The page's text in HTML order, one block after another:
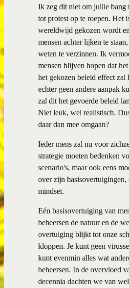
Ik zeg dit niet om jullie bang
tot protest op te roepen. Het
wereldwijd gekozen wordt
mensen achter lijken te
weten te verzinnen. Ik
mensen blijven hopen dat
het gekozen beleid effect zal
echter geen andere aanpak
zal dit het gevoerde beleid
Niet leuk, wel realistisch.
daar dan mee omgaan?
Ieder mens zal nu voor
strategie moeten bedenken
scenario's, maar ook eens
over zijn basisovertuigingen,
mindset.
Eén basisovertuiging van
beheersen de natuur en de
overtuiging blijkt tot onze
kloppen. Je kunt geen
kunt evenmin alles wat
beheersen. In de overvloed
decennia dachten we van